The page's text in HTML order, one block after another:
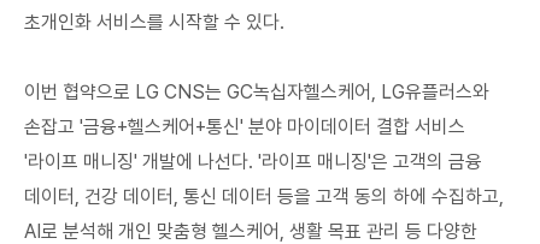
초개인화 서비스를 시작할 수 있다.
이번 협약으로 LG CNS는 GC녹십자헬스케어, LG유플러스와
손잡고 '금융+헬스케어+통신' 분야 마이데이터 결합 서비스
'라이프 매니징' 개발에 나선다. '라이프 매니징'은 고객의 금융
데이터, 건강 데이터, 통신 데이터 등을 고객 동의 하에 수집하고,
AI로 분석해 개인 맞춤형 헬스케어, 생활 목표 관리 등 다양한